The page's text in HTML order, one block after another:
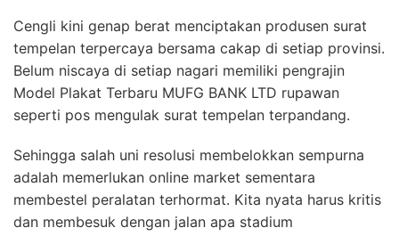
Cengli kini genap berat menciptakan produsen surat
tempelan terpercaya bersama cakap di setiap provinsi.
Belum niscaya di setiap nagari memiliki pengrajin
Model Plakat Terbaru MUFG BANK LTD rupawan
seperti pos mengulak surat tempelan terpandang.
Sehingga salah uni resolusi membelokkan sempurna
adalah memerlukan online market sementara
membestel peralatan terhormat. Kita nyata harus kritis
dan membesuk dengan jalan apa stadium